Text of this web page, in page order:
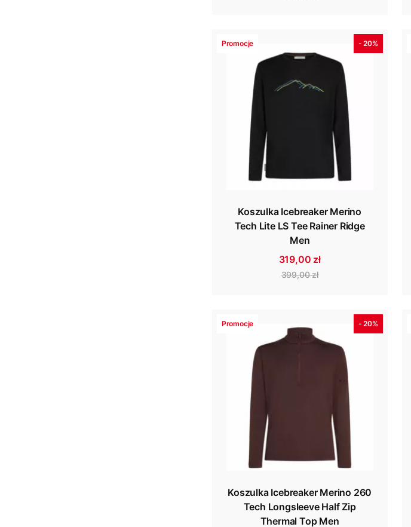
Promocje - 20%
Koszulka Icebreaker Merino
Tech Lite LS Tee Rainer Ridge
Men
319,00 zł
399,00 zł
Promocje - 20%
Koszulka Icebreaker Merino 260
Tech Longsleeve Half Zip
Thermal Top Men